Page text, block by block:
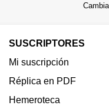
SUSCRIPTORES
Mi suscripción
Réplica en PDF
Hemeroteca